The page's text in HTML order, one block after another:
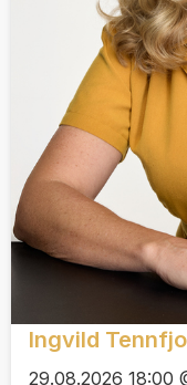
Ingvild
29.08.2026 18:00